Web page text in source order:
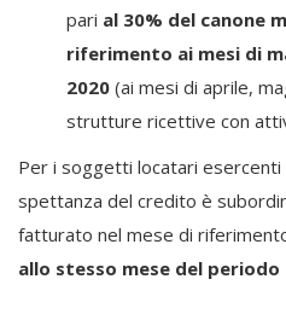
pari al 30% del canone
riferimento ai mesi di
2020 (ai mesi di aprile,
strutture ricettive con
Per i soggetti locatari esercenti
spettanza del credito è
fatturato nel mese di
allo stesso mese del